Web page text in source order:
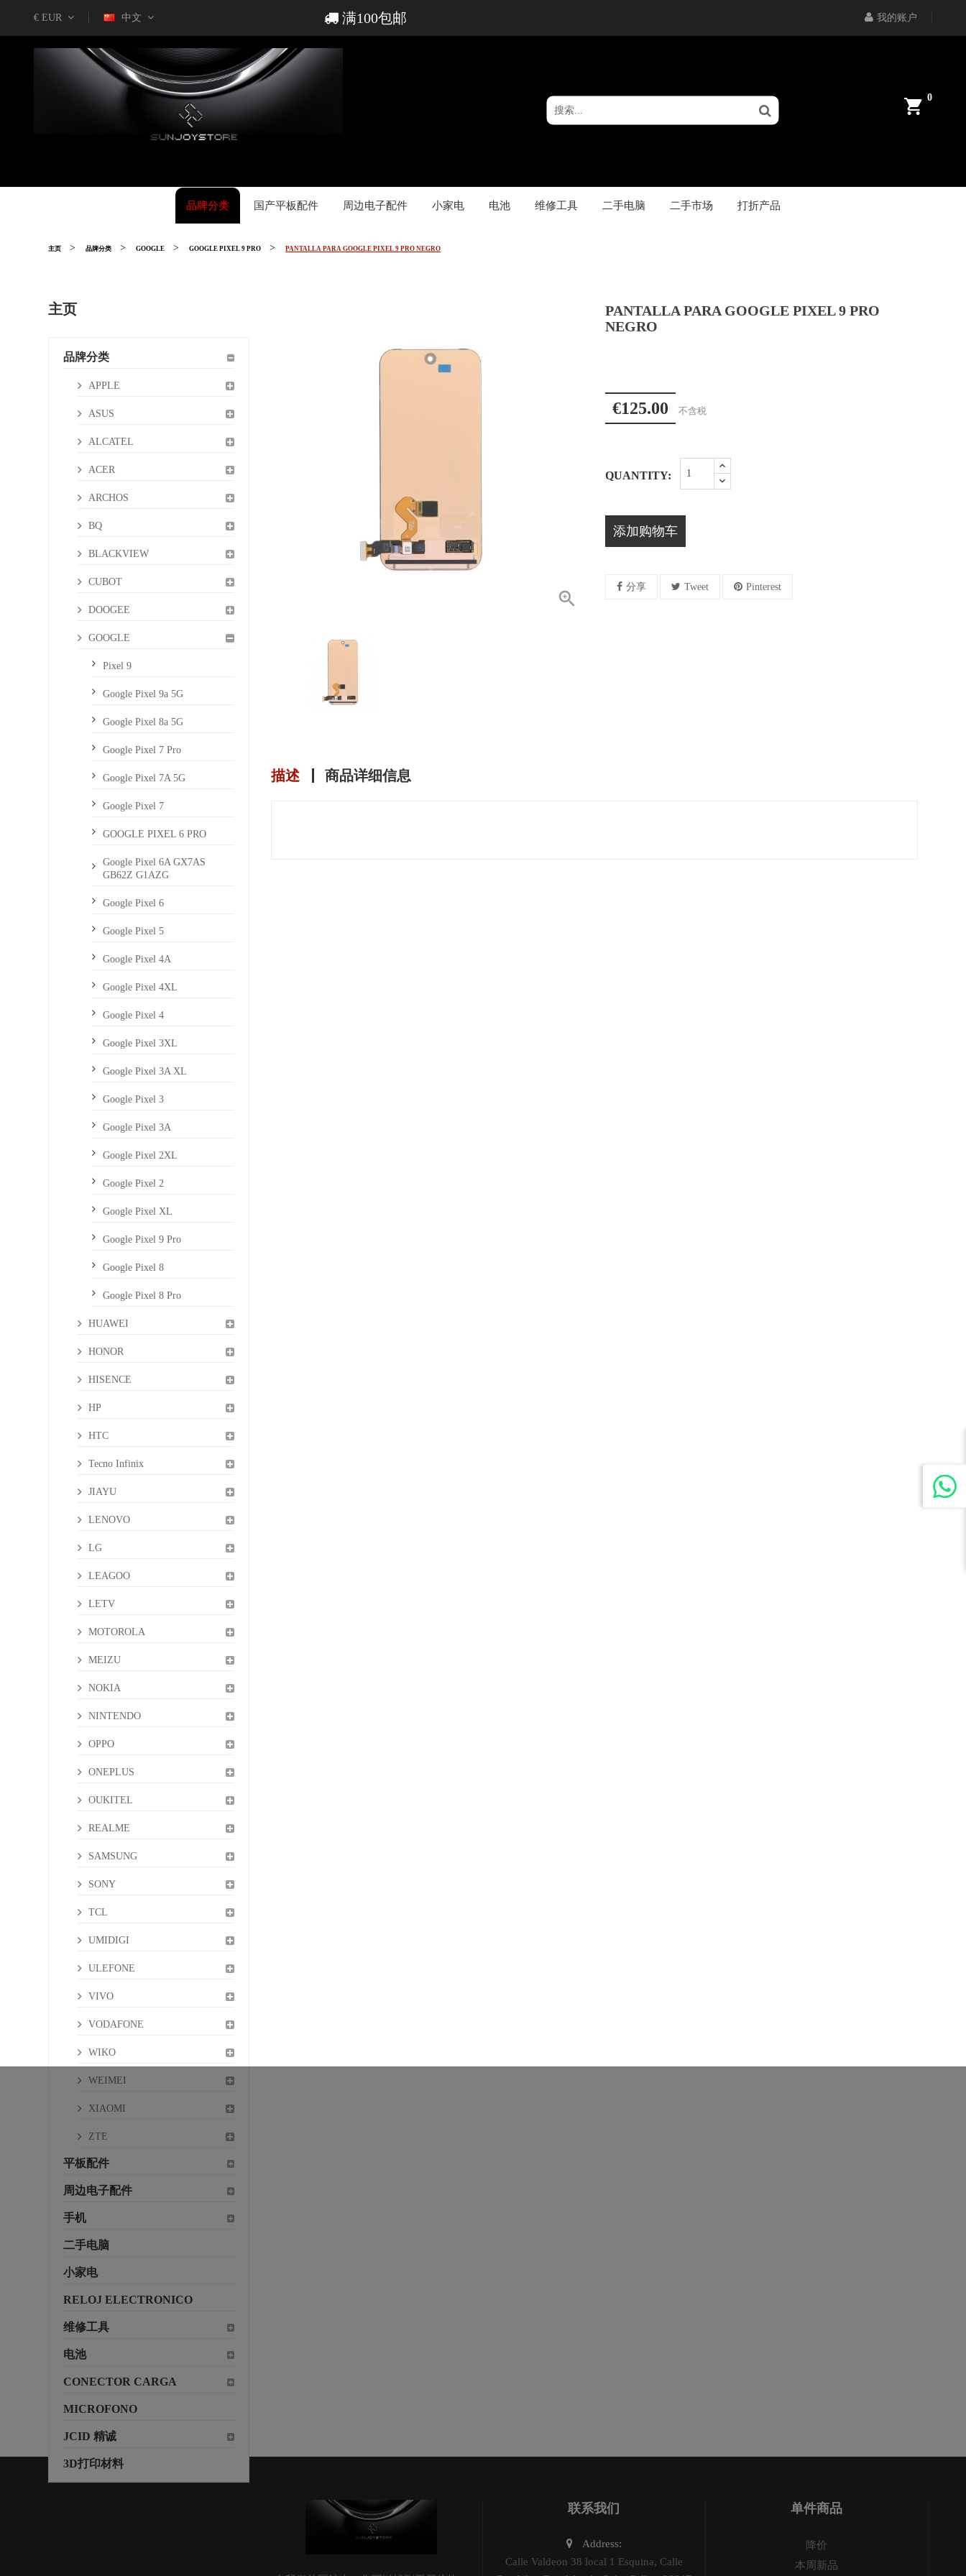
€ EUR 中文 我的账户
满100包邮
0
品牌分类 国产平板配件 周边电子配件 小家电 电池 维修工具 二手电脑 二手市场 打折产品
主页 品牌分类 GOOGLE GOOGLE PIXEL 9 PRO PANTALLA PARA GOOGLE PIXEL 9 PRO NEGRO

PANTALLA PARA GOOGLE PIXEL 9 PRO
NEGRO
€125.00 不含税
QUANTITY:
添加购物车
分享 Tweet Pinterest
描述 商品详细信息
主页
品牌分类
APPLE
ASUS
ALCATEL
ACER
ARCHOS
BQ
BLACKVIEW
CUBOT
DOOGEE
GOOGLE
Pixel 9
Google Pixel 9a 5G
Google Pixel 8a 5G
Google Pixel 7 Pro
Google Pixel 7A 5G
Google Pixel 7
GOOGLE PIXEL 6 PRO
Google Pixel 6A GX7AS
GB62Z G1AZG
Google Pixel 6
Google Pixel 5
Google Pixel 4A
Google Pixel 4XL
Google Pixel 4
Google Pixel 3XL
Google Pixel 3A XL
Google Pixel 3
Google Pixel 3A
Google Pixel 2XL
Google Pixel 2
Google Pixel XL
Google Pixel 9 Pro
Google Pixel 8
Google Pixel 8 Pro
HUAWEI
HONOR
HISENCE
HP
HTC
Tecno Infinix
JIAYU
LENOVO
LG
LEAGOO
LETV
MOTOROLA
MEIZU
NOKIA
NINTENDO
OPPO
ONEPLUS
OUKITEL
REALME
SAMSUNG
SONY
TCL
UMIDIGI
ULEFONE
VIVO
VODAFONE
WIKO
WEIMEI
XIAOMI
ZTE
平板配件
周边电子配件
手机
二手电脑
小家电
RELOJ ELECTRONICO
维修工具
电池
CONECTOR CARGA
MICROFONO
JCID 精诚
3D打印材料
联系我们
Address:
Calle Valdeon 38 local 1 Esquina, Calle
单件商品
降价
本周新品